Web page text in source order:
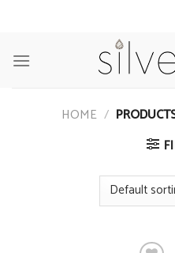
HOME /